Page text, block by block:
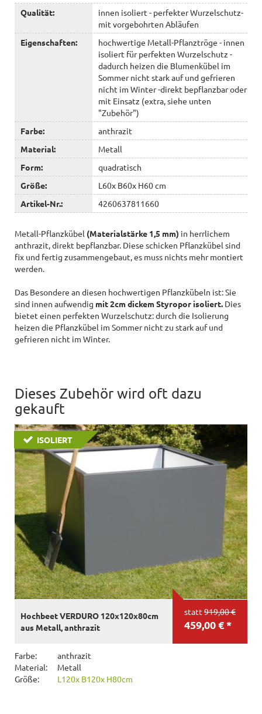
Qualität:
innen isoliert - perfekter Wurzelschutz-
mit vorgebohrten Abläufen
Eigenschaften:
hochwertige Metall-Pflanztröge - innen
isoliert für perfekten Wurzelschutz -
dadurch heizen die Blumenkübel im
Sommer nicht stark auf und gefrieren
nicht im Winter -direkt bepflanzbar oder
mit Einsatz (extra, siehe unten
"Zubehör")
Farbe:
anthrazit
Material:
Metall
Form:
quadratisch
Größe:
L60x B60x H60 cm
Artikel-Nr.:
4260637811660
Metall-Pflanzkübel (Materialstärke 1,5 mm) in herrlichem
anthrazit, direkt bepflanzbar. Diese schicken Pflanzkübel sind
fix und fertig zusammengebaut, es muss nichts mehr montiert
werden.
Das Besondere an diesen hochwertigen Pflanzkübeln ist: Sie
sind innen aufwendig mit 2cm dickem Styropor isoliert. Dies
bietet einen perfekten Wurzelschutz: durch die Isolierung
heizen die Pflanzkübel im Sommer nicht zu stark auf und
gefrieren nicht im Winter.
Dieses Zubehör wird oft dazu
gekauft
ISOLIERT
statt 919,00 €
459,00 € *
Hochbeet VERDURO 120x120x80cm
aus Metall, anthrazit
Farbe:
anthrazit
Material:
Metall
Größe:
L120x B120x H80cm